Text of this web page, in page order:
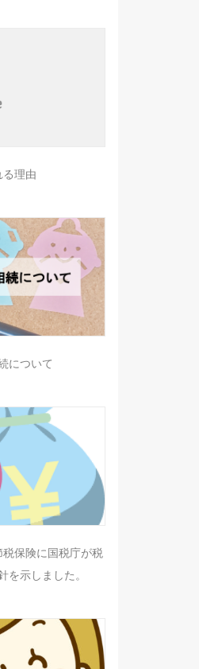
る理由
について
保険に国税庁が税
を示しました。